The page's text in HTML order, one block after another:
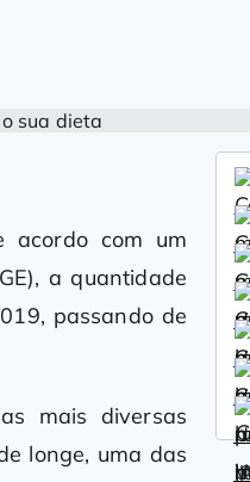
acordo com um
a quantidade
passando de
mais diversas
longe, uma das